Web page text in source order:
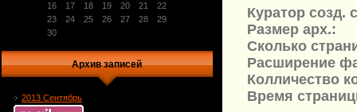
16
17 18 19 20 21
22
23
24 25 26 27 28
29
30
Архив записей
2013 Сентябрь
Куратор созд.
Размер арх.:
Сколько
Расширение
Колличество
Время